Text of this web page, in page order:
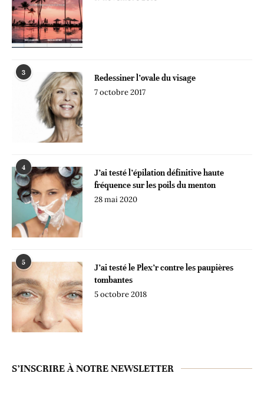
3
Redessiner l’ovale du visage
7 octobre 2017
4
J’ai testé l’épilation définitive haute
fréquence sur les poils du menton
28 mai 2020
5
J’ai testé le Plex’r contre les paupières
tombantes
5 octobre 2018
S’INSCRIRE À NOTRE NEWSLETTER